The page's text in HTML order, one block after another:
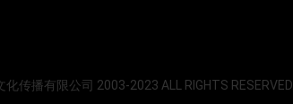
传播有限公司 2003-2023 ALL RIGHTS RESERVED.